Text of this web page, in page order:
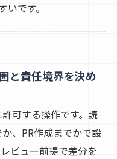
です。
と責任境界を決め
可する操作です。読
、PR作成までかで設
ビュー前提で差分を